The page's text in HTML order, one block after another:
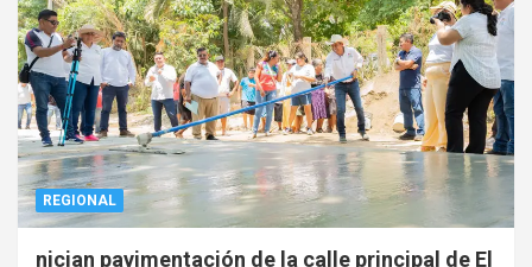
REGIONAL
nician pavimentación de la calle principal de El